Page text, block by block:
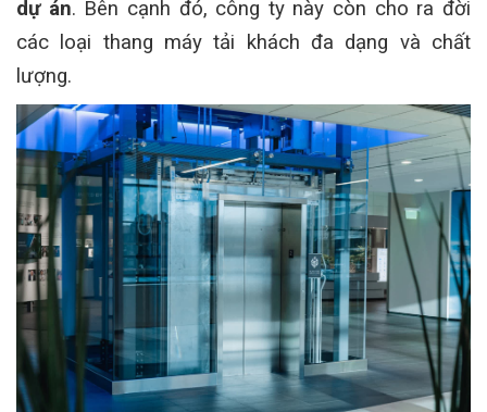
dự án. Bên cạnh đó, công ty này còn cho ra đời
các loại thang máy tải khách đa dạng và chất
lượng.